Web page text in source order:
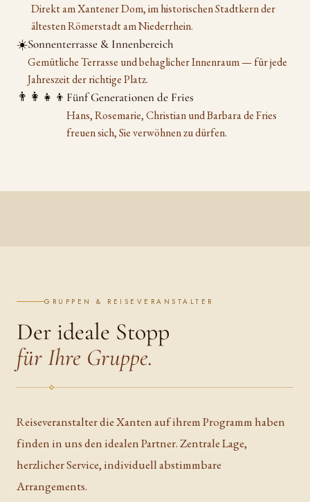
Direkt am Xantener Dom, im historischen Stadtkern der
ältesten Römerstadt am Niederrhein.
☀️Sonnenterrasse & Innenbereich
Gemütliche Terrasse und behaglicher Innenraum — für jede
Jahreszeit der richtige Platz.
👨‍👩‍👧‍👦 Fünf Generationen de Fries
Hans, Rosemarie, Christian und Barbara de Fries
freuen sich, Sie verwöhnen zu dürfen.
GRUPPEN & REISEVERANSTALTER
Der ideale Stopp
für Ihre Gruppe.
Reiseveranstalter die Xanten auf ihrem Programm haben
finden in uns den idealen Partner. Zentrale Lage,
herzlicher Service, individuell abstimmbare
Arrangements.